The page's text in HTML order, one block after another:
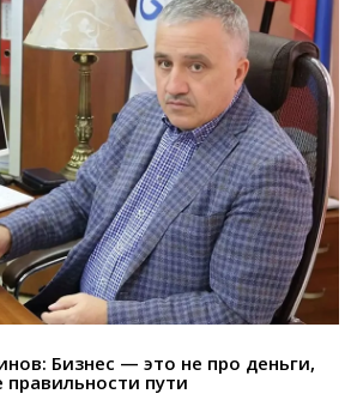
Бизнес — это не про деньги,
пути